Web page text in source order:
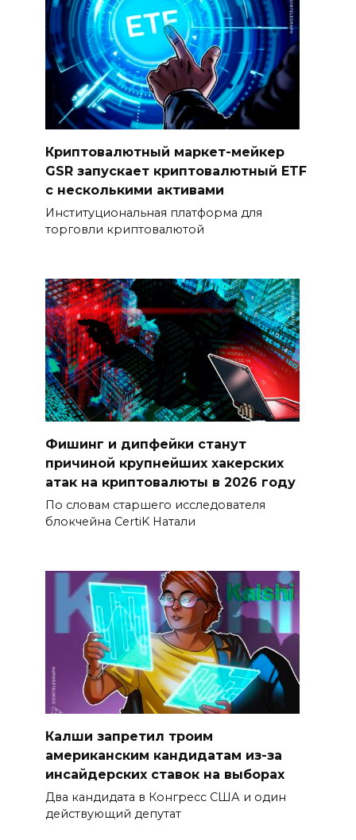
Криптовалютный маркет-мейкер
GSR запускает криптовалютный ETF
с несколькими активами
Институциональная платформа для
торговли криптовалютой
Фишинг и дипфейки станут
причиной крупнейших хакерских
атак на криптовалюты в 2026 году
По словам старшего исследователя
блокчейна CertiK Натали
Калши запретил троим
американским кандидатам из-за
инсайдерских ставок на выборах
Два кандидата в Конгресс США и один
действующий депутат